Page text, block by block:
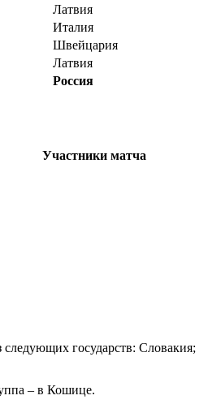
Латвия
Италия
Швейцария
Латвия
Россия
Участники матча
государств: Словакия;
– в Кошице.